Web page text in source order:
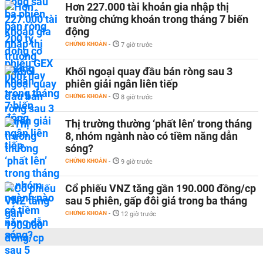
Hơn 227.000 tài khoản gia nhập thị
trường chứng khoán trong tháng 7 biến
động
CHỨNG KHOÁN - 7 giờ trước
Khối ngoại quay đầu bán ròng sau 3
phiên giải ngân liên tiếp
CHỨNG KHOÁN - 8 giờ trước
Thị trường thường ‘phất lên’ trong tháng
8, nhóm ngành nào có tiềm năng dẫn
sóng?
CHỨNG KHOÁN - 9 giờ trước
Cổ phiếu VNZ tăng gần 190.000 đồng/cp
sau 5 phiên, gấp đôi giá trong ba tháng
CHỨNG KHOÁN - 12 giờ trước